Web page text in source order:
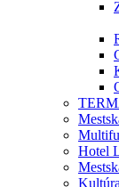
Hotel
Kultúra